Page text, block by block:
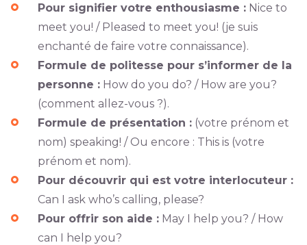
Pour signifier votre enthousiasme :Nice to
meet you! / Pleased to meet you! (je suis
enchanté de faire votre connaissance).
Formule de politesse pour s’informer de la
personne :How do you do? / How are you?
(comment allez-vous ?).
Formule de présentation :(votre prénom et
nom) speaking! / Ou encore : This is (votre
prénom et nom).
Pour découvrir qui est votre interlocuteur :
Can I ask who’s calling, please?
Pour offrir son aide :May I help you? / How
can I help you?